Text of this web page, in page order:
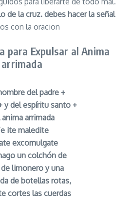
de la cruz. debes hacer la señal
con la oracion
para Expulsar al Anima
arrimada
del padre +
y del espíritu santo +
anima arrimada
ite maledite
excomulgate
un colchón de
limonero y una
de botellas rotas,
cortes las cuerdas